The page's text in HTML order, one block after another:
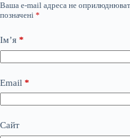
Ваша e-mail адреса не
позначені *
Ім’я *
Email *
Сайт